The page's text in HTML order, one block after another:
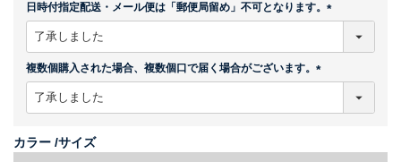
)
日時付指定配送・メール便は「郵便局留め」不可となります。
複数個購入された場合、複数個口で届く場合がございます。
カラー サイズ